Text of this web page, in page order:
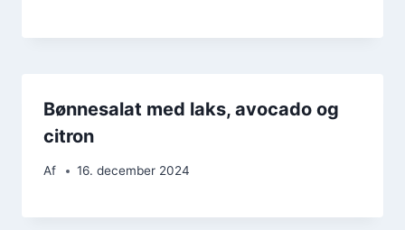
Bønnesalat med laks, avocado og
citron
Af 16. december 2024